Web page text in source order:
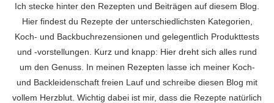
Ich stecke hinter den Rezepten und Beiträgen auf diesem Blog.
Hier findest du Rezepte der unterschiedlichsten Kategorien,
Koch- und Backbuchrezensionen und gelegentlich Produkttests
und -vorstellungen. Kurz und knapp: Hier dreht sich alles rund
um den Genuss. In meinen Rezepten lasse ich meiner Koch-
und Backleidenschaft freien Lauf und schreibe diesen Blog mit
vollem Herzblut. Wichtig dabei ist mir, dass die Rezepte natürlich